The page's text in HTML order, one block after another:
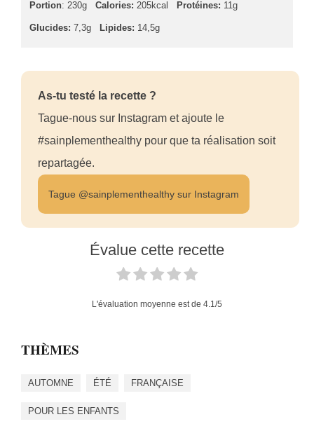
Portion: 230g Calories: 205kcal Protéines: 11g
Glucides: 7,3g Lipides: 14,5g
As-tu testé la recette ?
Tague-nous sur Instagram et ajoute le
#sainplementhealthy pour que ta réalisation soit
repartagée.
Tague @sainplementhealthy sur Instagram
Évalue cette recette
L'évaluation moyenne est de 4.1/5
THÈMES
AUTOMNE ÉTÉ FRANÇAISE
POUR LES ENFANTS